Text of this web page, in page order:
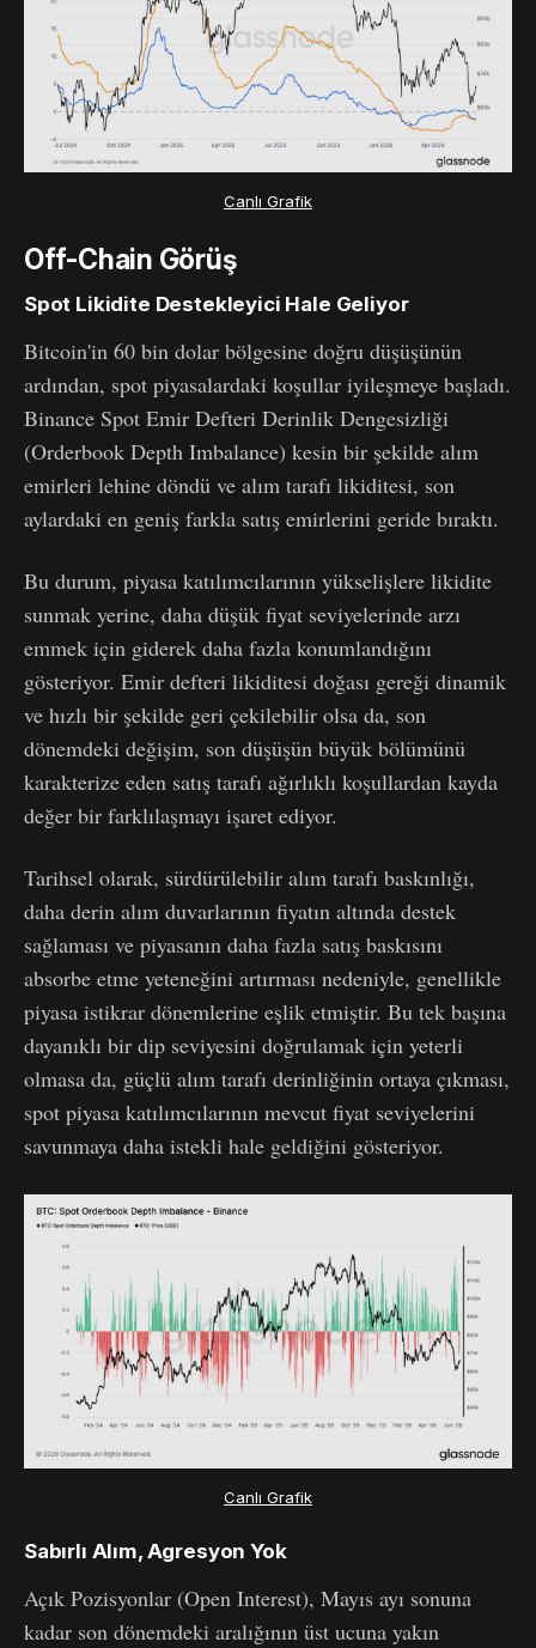
Canlı Grafik
Off-Chain Görüş
Spot Likidite Destekleyici Hale Geliyor
Bitcoin'in 60 bin dolar bölgesine doğru düşüşünün
ardından, spot piyasalardaki koşullar iyileşmeye başladı.
Binance Spot Emir Defteri Derinlik Dengesizliği
(Orderbook Depth Imbalance) kesin bir şekilde alım
emirleri lehine döndü ve alım tarafı likiditesi, son
aylardaki en geniş farkla satış emirlerini geride bıraktı.
Bu durum, piyasa katılımcılarının yükselişlere likidite
sunmak yerine, daha düşük fiyat seviyelerinde arzı
emmek için giderek daha fazla konumlandığını
gösteriyor. Emir defteri likiditesi doğası gereği dinamik
ve hızlı bir şekilde geri çekilebilir olsa da, son
dönemdeki değişim, son düşüşün büyük bölümünü
karakterize eden satış tarafı ağırlıklı koşullardan kayda
değer bir farklılaşmayı işaret ediyor.
Tarihsel olarak, sürdürülebilir alım tarafı baskınlığı,
daha derin alım duvarlarının fiyatın altında destek
sağlaması ve piyasanın daha fazla satış baskısını
absorbe etme yeteneğini artırması nedeniyle, genellikle
piyasa istikrar dönemlerine eşlik etmiştir. Bu tek başına
dayanıklı bir dip seviyesini doğrulamak için yeterli
olmasa da, güçlü alım tarafı derinliğinin ortaya çıkması,
spot piyasa katılımcılarının mevcut fiyat seviyelerini
savunmaya daha istekli hale geldiğini gösteriyor.
Canlı Grafik
Sabırlı Alım, Agresyon Yok
Açık Pozisyonlar (Open Interest), Mayıs ayı sonuna
kadar son dönemdeki aralığının üst ucuna yakın